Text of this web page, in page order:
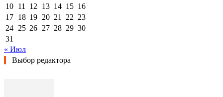
10 11 12 13 14 15 16
17 18 19 20 21 22 23
24 25 26 27 28 29 30
31
« Июл
Выбор редактора